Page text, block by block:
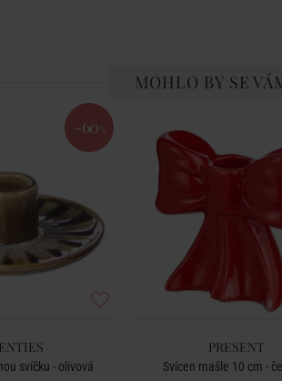
MOHLO BY SE
-60 %
svíčku - olivová
PRESENT
Svícen mašle 10 cm -